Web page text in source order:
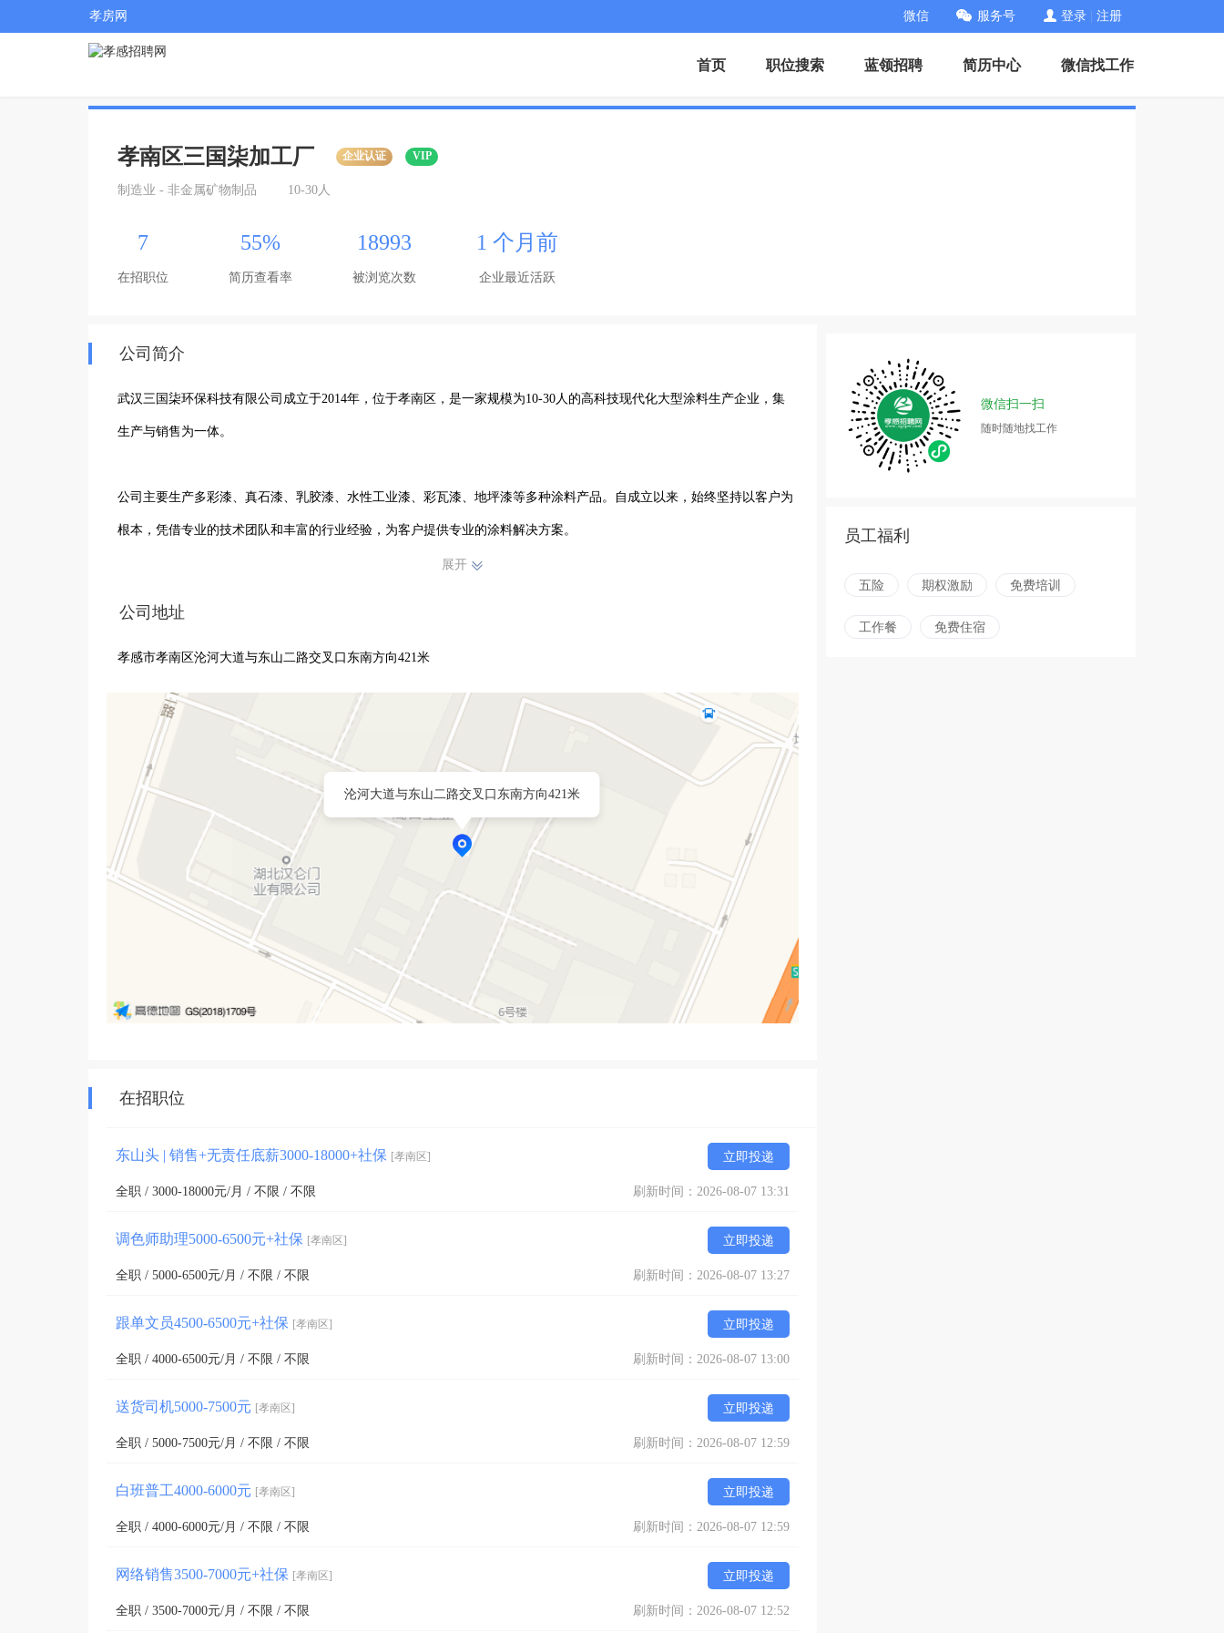
孝房网 微信 服务号 登录 注册
首页 职位搜索 蓝领招聘 简历中心 微信找工作
孝南区三国柒加工厂 企业认证 VIP
制造业 - 非金属矿物制品 10-30人
7
在招职位
55%
简历查看率
18993
被浏览次数
1 个月前
企业最近活跃
公司简介
武汉三国柒环保科技有限公司成立于2014年，位于孝南区，是一家规模为10-30人的高科技现代化大型涂料生产企业，集
生产与销售为一体。
公司主要生产多彩漆、真石漆、乳胶漆、水性工业漆、彩瓦漆、地坪漆等多种涂料产品。自成立以来，始终坚持以客户为
根本，凭借专业的技术团队和丰富的行业经验，为客户提供专业的涂料解决方案。
在未来的发展中，武汉三国柒环保科技有限公司将继续秉承专业、创新、环保的理念，不断提升产品品质和服务水平，为
客户提供更优质的涂料产品和解决方案，携手共创美好未来。
展开
公司地址
孝感市孝南区沦河大道与东山二路交叉口东南方向421米
沦河大道与东山二路交叉口东南方向421米
在招职位
东山头 | 销售+无责任底薪3000-18000+社保 [孝南区] 立即投递
全职 / 3000-18000元/月 / 不限 / 不限 刷新时间：2026-08-07 13:31
调色师助理5000-6500元+社保 [孝南区] 立即投递
全职 / 5000-6500元/月 / 不限 / 不限 刷新时间：2026-08-07 13:27
跟单文员4500-6500元+社保 [孝南区] 立即投递
全职 / 4000-6500元/月 / 不限 / 不限 刷新时间：2026-08-07 13:00
送货司机5000-7500元 [孝南区] 立即投递
全职 / 5000-7500元/月 / 不限 / 不限 刷新时间：2026-08-07 12:59
白班普工4000-6000元 [孝南区] 立即投递
全职 / 4000-6000元/月 / 不限 / 不限 刷新时间：2026-08-07 12:59
网络销售3500-7000元+社保 [孝南区] 立即投递
全职 / 3500-7000元/月 / 不限 / 不限 刷新时间：2026-08-07 12:52
微信扫一扫
随时随地找工作
员工福利
五险 期权激励 免费培训
工作餐 免费住宿